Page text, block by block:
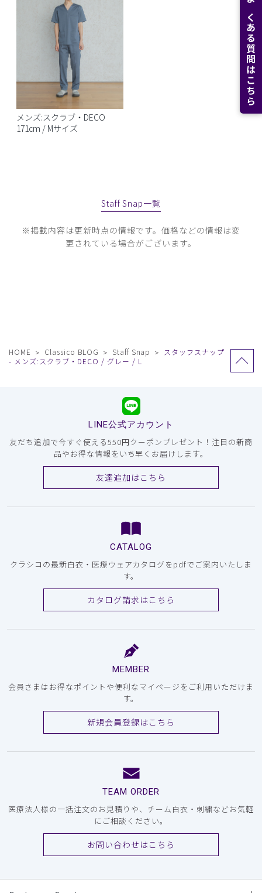
よくある質問はこちら
メンズ:スクラブ・DECO
171cm / Mサイズ
Staff Snap一覧
※掲載内容は更新時点の情報です。価格などの情報は変
更されている場合がございます。
HOME Classico BLOG Staff Snap
スタッフスナップ
- メンズ:スクラブ・DECO / グレー / L
LINE公式アカウント
友だち追加で今すぐ使える550円クーポンプレゼント！注目の新商
品やお得な情報をいち早くお届けします。
友達追加はこちら
CATALOG
クラシコの最新白衣・医療ウェアカタログをpdfでご案内いたしま
す。
カタログ請求はこちら
MEMBER
会員さまはお得なポイントや便利なマイページをご利用いただけま
す。
新規会員登録はこちら
TEAM ORDER
医療法人様の一括注文のお見積りや、チーム白衣・刺繍などお気軽
にご相談ください。
お問い合わせはこちら